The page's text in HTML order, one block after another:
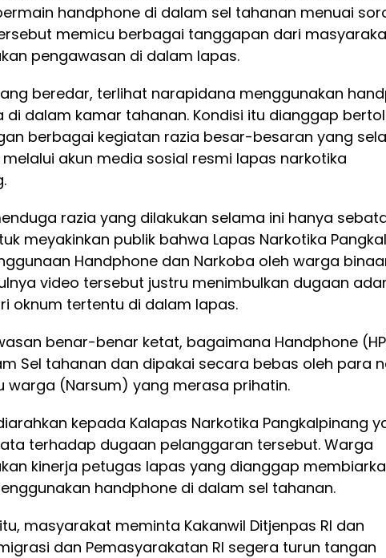
handphone di dalam sel tahanan menuai
memicu berbagai tanggapan dari
pengawasan di dalam lapas.
beredar, terlihat narapidana menggunakan
di dalam kamar tahanan. Kondisi itu dianggap
berbagai kegiatan razia besar-besaran yang
akun media sosial resmi lapas narkotika
razia yang dilakukan selama ini hanya
meyakinkan publik bahwa Lapas Narkotika
Handphone dan Narkoba oleh warga
video tersebut justru menimbulkan dugaan
oknum tertentu di dalam lapas.
benar-benar ketat, bagaimana Handphone
Sel tahanan dan dipakai secara bebas oleh para
warga (Narsum) yang merasa prihatin.
kepada Kalapas Narkotika Pangkalpinang
terhadap dugaan pelanggaran tersebut. Warga
kinerja petugas lapas yang dianggap
handphone di dalam sel tahanan.
masyarakat meminta Kakanwil Ditjenpas RI dan
dan Pemasyarakatan RI segera turun tangan